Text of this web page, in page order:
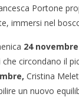
Portone
immersi nel
24 novembre
che circondano il
Cristina
un nuovo